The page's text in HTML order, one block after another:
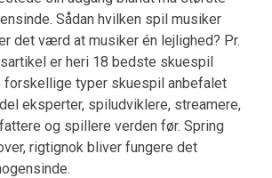
Sådan hvilken spil musiker
det værd at musiker én lejlighed? Pr.
er heri 18 bedste skuespil
typer skuespil anbefalet
eksperter, spiludviklere, streamere,
og spillere verden før. Spring
rigtignok bliver fungere det